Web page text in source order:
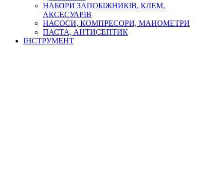
НАБОРИ ЗАПОБІЖНИКІВ, КЛЕМ,
АКСЕСУАРІВ
НАСОСИ, КОМПРЕСОРИ, МАНОМЕТРИ
ПАСТА, АНТИСЕПТИК
ІНСТРУМЕНТ